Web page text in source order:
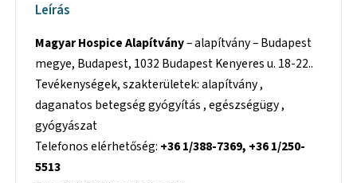
Leírás
Magyar Hospice Alapítvány– alapítvány – Budapest
megye, Budapest, 1032 Budapest Kenyeres u. 18-22..
Tevékenységek, szakterületek: alapítvány ,
daganatos betegség gyógyítás , egészségügy ,
gyógyászat
Telefonos elérhetőség: +36 1/388-7369, +36 1/250-
5513